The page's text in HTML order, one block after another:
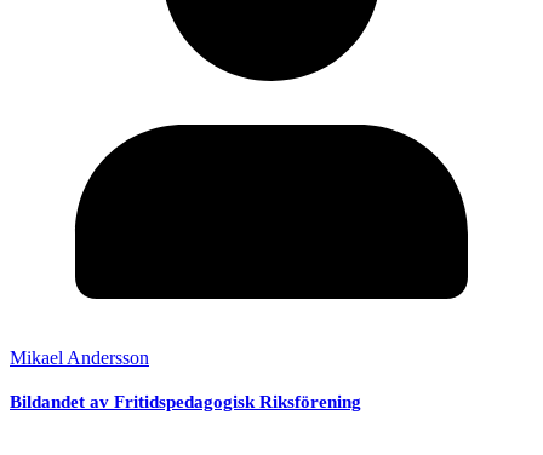
Mikael Andersson
Bildandet av Fritidspedagogisk Riksförening